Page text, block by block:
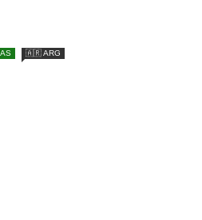
🇦🇷 ARG